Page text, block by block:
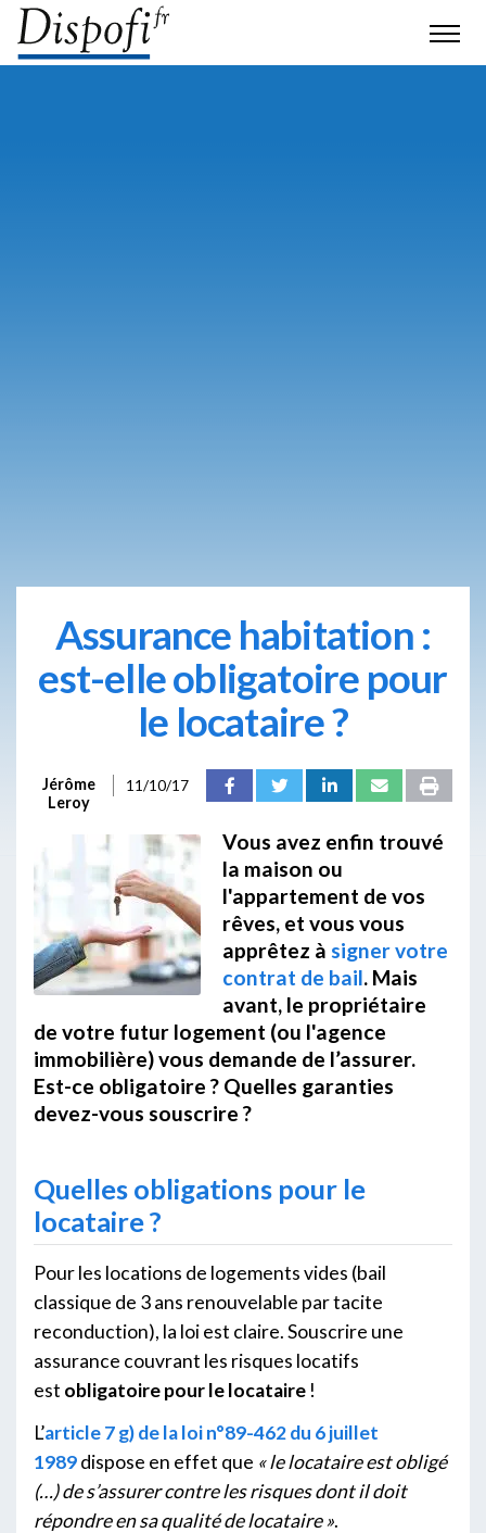
Assurance habitation :
est-elle obligatoire pour
le locataire ?
Jérôme
Leroy
11/10/17
Vous avez enfin trouvé
la maison ou
l'appartement de vos
rêves, et vous vous
apprêtez à signer votre
contrat de bail. Mais
avant, le propriétaire
de votre futur logement (ou l'agence
immobilière) vous demande de l’assurer.
Est-ce obligatoire ? Quelles garanties
devez-vous souscrire ?
Quelles obligations pour le
locataire ?
Pour les locations de logements vides (bail
classique de 3 ans renouvelable par tacite
reconduction), la loi est claire. Souscrire une
assurance couvrant les risques locatifs
est obligatoire pour le locataire !
L’article 7 g) de la loi n°89-462 du 6 juillet
1989dispose en effet que « le locataire est obligé
(…) de s’assurer contre les risques dont il doit
répondre en sa qualité de locataire ».